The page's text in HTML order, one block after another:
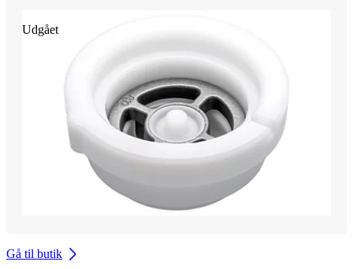
Udgået
Gå til butik